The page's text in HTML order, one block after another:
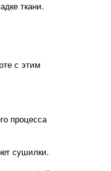
ткани.
с этим
процесса
сушилки.